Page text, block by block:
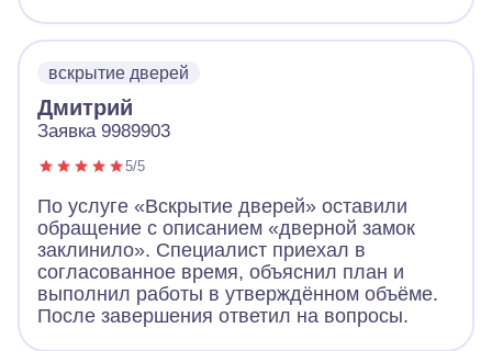
вскрытие дверей
Дмитрий
Заявка 9989903
5/5
По услуге «Вскрытие дверей» оставили
обращение с описанием «дверной замок
заклинило». Специалист приехал в
согласованное время, объяснил план и
выполнил работы в утверждённом объёме.
После завершения ответил на вопросы.